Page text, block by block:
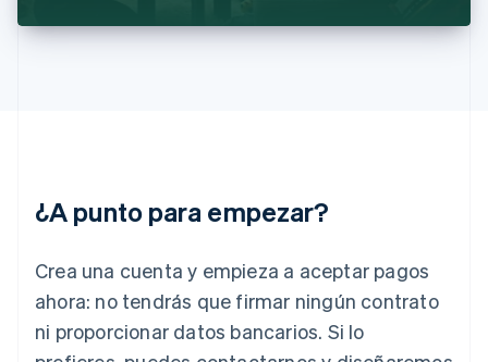
¿A punto para empezar?
Crea una cuenta y empieza a aceptar pagos
ahora: no tendrás que firmar ningún contrato
ni proporcionar datos bancarios. Si lo
India
Letonia
English
Deutsch English
Lituania
English
Luxemburgo
Français DeutschEnglish